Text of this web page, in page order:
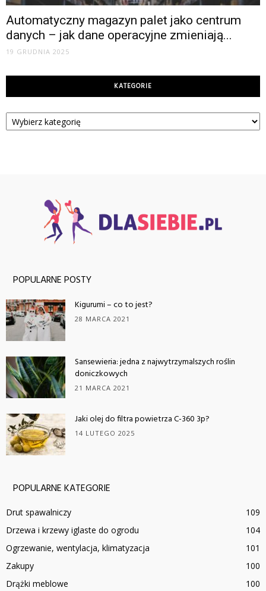
Automatyczny magazyn palet jako centrum
danych – jak dane operacyjne zmieniają...
19 GRUDNIA 2025
KATEGORIE
Kategorie
POPULARNE POSTY
Kigurumi – co to jest?
28 MARCA 2021
Sansewieria: jedna z najwytrzymalszych roślin
doniczkowych
21 MARCA 2021
Jaki olej do filtra powietrza C-360 3p?
14 LUTEGO 2025
POPULARNE KATEGORIE
Drut spawalniczy
109
Drzewa i krzewy iglaste do ogrodu
104
Ogrzewanie, wentylacja, klimatyzacja
101
Zakupy
100
Drążki meblowe
100